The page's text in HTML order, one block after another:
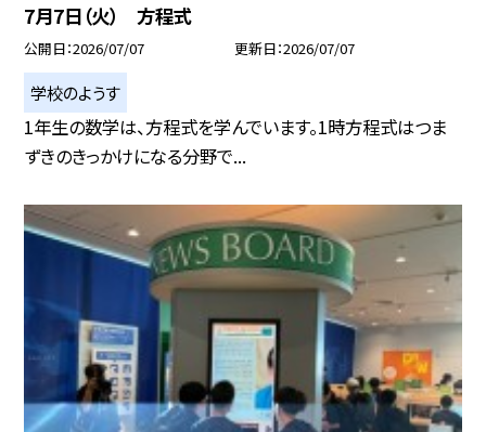
7月7日（火） 方程式
公開日 2026/07/07 更新日 2026/07/07
学校のようす
1年生の数学は、方程式を学んでいます。1時方程式はつま
ずきのきっかけになる分野で...